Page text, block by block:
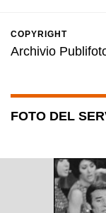
COPYRIGHT
Archivio
FOTO DEL